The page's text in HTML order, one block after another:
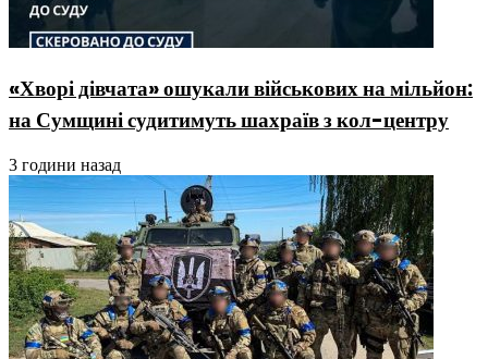
«Хворі дівчата» ошукали військових на мільйон:
на Сумщині судитимуть шахраїв з кол-центру
3 години назад